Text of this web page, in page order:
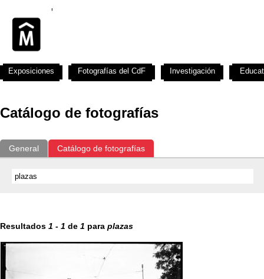
Catálogo de fotografías
General Catálogo de fotografías
Resultados 1 - 1 de 1 para plazas
Exposiciones Fotografías del CdF Investigación